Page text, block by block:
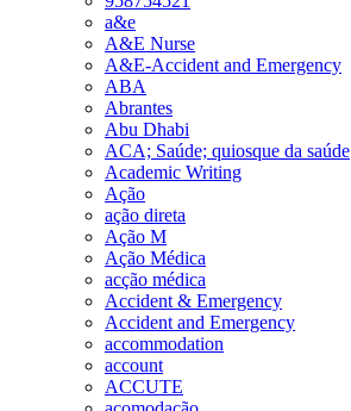
a&e
A&E Nurse
A&E-Accident and Emergency
ABA
Abrantes
Abu Dhabi
ACA; Saúde; quiosque da saúde
Academic Writing
Ação
ação direta
Ação M
Ação Médica
acção médica
Accident & Emergency
Accident and Emergency
accommodation
account
ACCUTE